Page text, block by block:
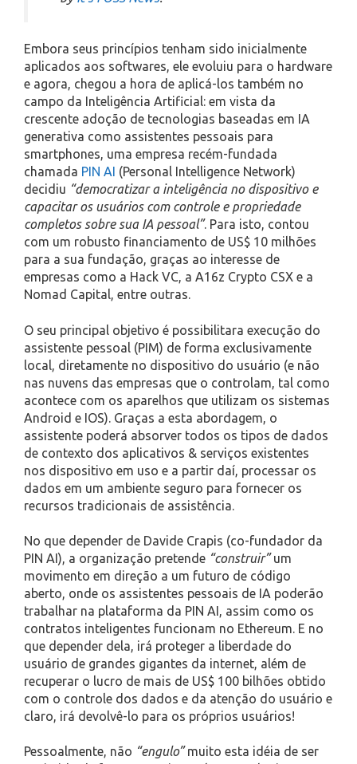
Embora seus princípios tenham sido inicialmente
aplicados aos softwares, ele evoluiu para o hardware
e agora, chegou a hora de aplicá-los também no
campo da Inteligência Artificial: em vista da
crescente adoção de tecnologias baseadas em IA
generativa como assistentes pessoais para
smartphones, uma empresa recém-fundada
chamada PIN AI (Personal Intelligence Network)
decidiu “democratizar a inteligência no dispositivo e
capacitar os usuários com controle e propriedade
completos sobre sua IA pessoal”. Para isto, contou
com um robusto financiamento de US$ 10 milhões
para a sua fundação, graças ao interesse de
empresas como a Hack VC, a A16z Crypto CSX e a
Nomad Capital, entre outras.
O seu principal objetivo é possibilitara execução do
assistente pessoal (PIM) de forma exclusivamente
local, diretamente no dispositivo do usuário (e não
nas nuvens das empresas que o controlam, tal como
acontece com os aparelhos que utilizam os sistemas
Android e IOS). Graças a esta abordagem, o
assistente poderá absorver todos os tipos de dados
de contexto dos aplicativos & serviços existentes
nos dispositivo em uso e a partir daí, processar os
dados em um ambiente seguro para fornecer os
recursos tradicionais de assistência.
No que depender de Davide Crapis (co-fundador da
PIN AI), a organização pretende “construir”um
movimento em direção a um futuro de código
aberto, onde os assistentes pessoais de IA poderão
trabalhar na plataforma da PIN AI, assim como os
contratos inteligentes funcionam no Ethereum. E no
que depender dela, irá proteger a liberdade do
usuário de grandes gigantes da internet, além de
recuperar o lucro de mais de US$ 100 bilhões obtido
com o controle dos dados e da atenção do usuário e
claro, irá devolvê-lo para os próprios usuários!
Pessoalmente, não “engulo”muito esta idéia de ser